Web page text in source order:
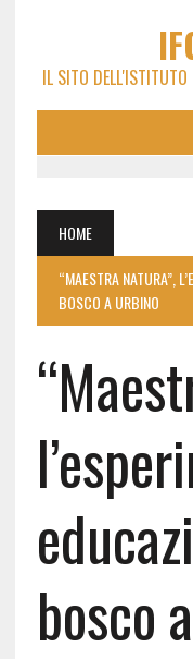
IL SITO
HOME
“MAESTRA NATURA”,
BOSCO A URBINO
bosco